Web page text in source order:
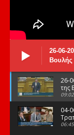
26-06-
Βουλής
26-
της
09:02
04-
06:45